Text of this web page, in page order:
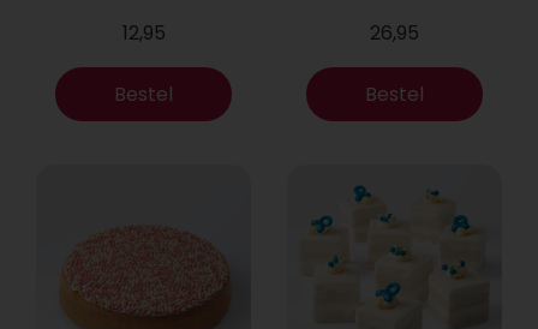
12,95
Bestel
26,95
Bestel